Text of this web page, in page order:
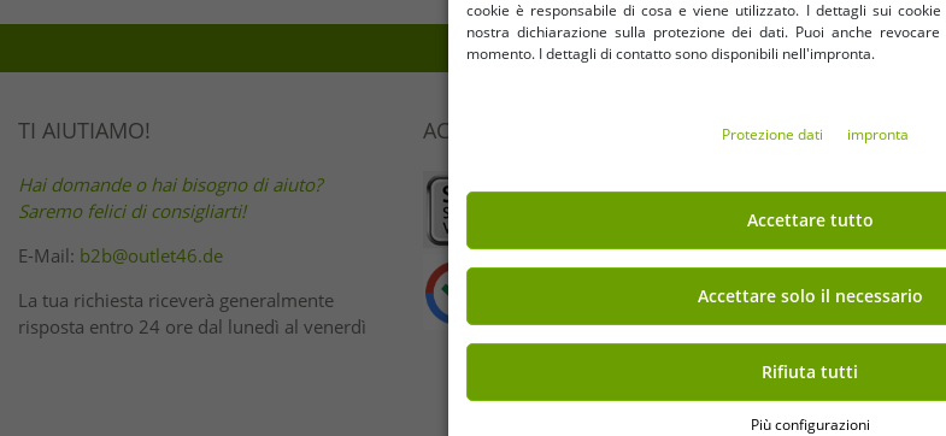
TI AIUTIAMO!
Hai domande o hai bisogno di aiuto?
Saremo felici di consigliarti!
E-Mail: b2b@outlet46.de
La tua richiesta riceverà generalmente
risposta entro 24 ore dal lunedì al venerdì
ACQUISTA IN SICUREZZA BENEFICI
confezione
provvista di
Il valore
netti |
Offre fino
Libera
cookie è responsabile di cosa e viene utilizzato. I dettagli sui
nostra dichiarazione sulla protezione dei dati. Puoi anche
momento. I dettagli di contatto sono disponibili nell'impronta.
Protezione dati impronta
Accettare tutto
Accettare solo il necessario
Rifiuta tutti
Più configurazioni